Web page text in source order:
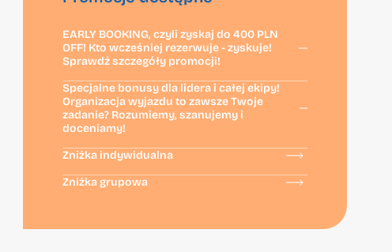
EARLY BOOKING, czyli zyskaj do 400 PLN
OFF! Kto wcześniej rezerwuje - zyskuje!
Sprawdź szczegóły promocji!
Specjalne bonusy dla lidera i całej ekipy!
Organizacja wyjazdu to zawsze Twoje
zadanie? Rozumiemy, szanujemy i
doceniamy!
Zniżka indywidualna
Zniżka grupowa